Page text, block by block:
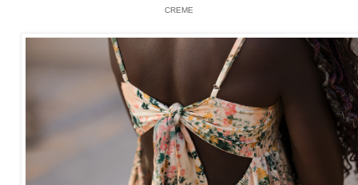
CREME